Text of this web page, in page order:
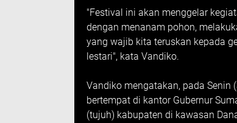
"Festival ini akan menggelar
dengan menanam pohon,
yang wajib kita teruskan kepada
lestari", kata Vandiko.
Vandiko mengatakan, pada Senin
bertempat di kantor Gubernur
(tujuh) kabupaten di kawasan